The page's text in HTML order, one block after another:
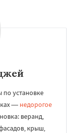
установке
— недорогое
веранд,
крыш,